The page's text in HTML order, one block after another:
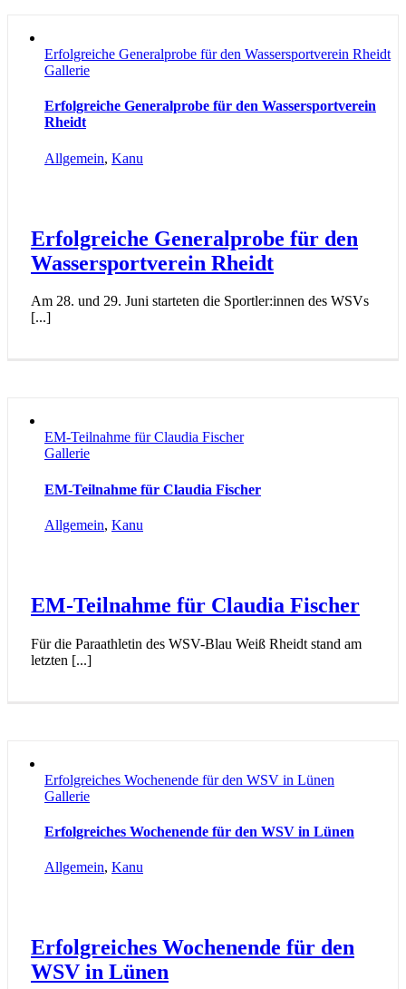
Erfolgreiche Generalprobe für den Wassersportverein Rheidt
Gallerie
Erfolgreiche Generalprobe für den Wassersportverein
Rheidt
Allgemein, Kanu
Erfolgreiche Generalprobe für den
Wassersportverein Rheidt
Am 28. und 29. Juni starteten die Sportler:innen des WSVs
[...]
EM-Teilnahme für Claudia Fischer
Gallerie
EM-Teilnahme für Claudia Fischer
Allgemein, Kanu
EM-Teilnahme für Claudia Fischer
Für die Paraathletin des WSV-Blau Weiß Rheidt stand am
letzten [...]
Erfolgreiches Wochenende für den WSV in Lünen
Gallerie
Erfolgreiches Wochenende für den WSV in Lünen
Allgemein, Kanu
Erfolgreiches Wochenende für den
WSV in Lünen